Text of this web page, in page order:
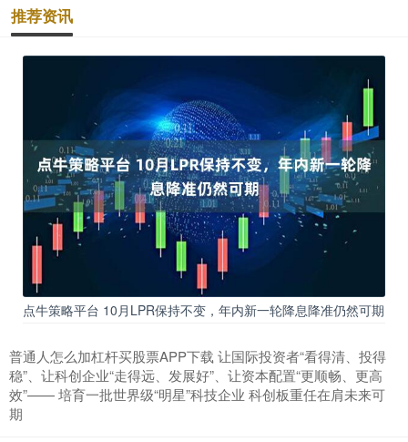
推荐资讯
点牛策略平台 10月LPR保持不变，年内新一轮降息降准仍然可期
普通人怎么加杠杆买股票APP下载 让国际投资者“看得清、投得
稳”、让科创企业“走得远、发展好”、让资本配置“更顺畅、更高
效”—— 培育一批世界级“明星”科技企业 科创板重任在肩未来可
期